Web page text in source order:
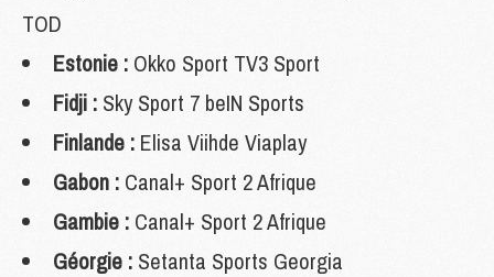
TOD
Estonie : Okko Sport TV3 Sport
Fidji : Sky Sport 7 beIN Sports
Finlande : Elisa Viihde Viaplay
Gabon : Canal+ Sport 2 Afrique
Gambie : Canal+ Sport 2 Afrique
Géorgie : Setanta Sports Georgia